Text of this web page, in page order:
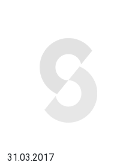
31.03.2017